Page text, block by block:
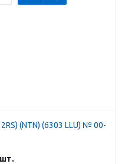
(NTN) (6303 LLU) № 00-